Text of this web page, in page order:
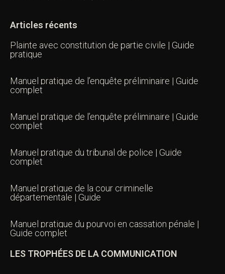
Articles récents
Plainte avec constitution de partie civile | Guide
pratique
Manuel pratique de l’enquête préliminaire | Guide
complet
Manuel pratique de l’enquête préliminaire | Guide
complet
Manuel pratique du tribunal de police | Guide
complet
Manuel pratique de la cour criminelle
départementale | Guide
Manuel pratique du pourvoi en cassation pénale |
Guide complet
LES TROPHÉES DE LA COMMUNICATION